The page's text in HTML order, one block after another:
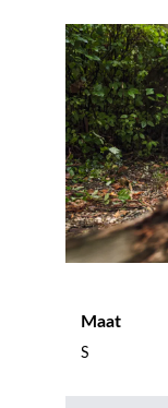
Maat
S